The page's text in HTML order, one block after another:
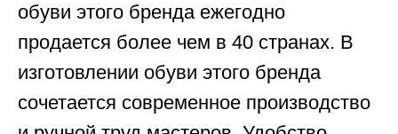
обуви этого бренда ежегодно
продается более чем в 40 странах. В
изготовлении обуви этого бренда
сочетается современное производство